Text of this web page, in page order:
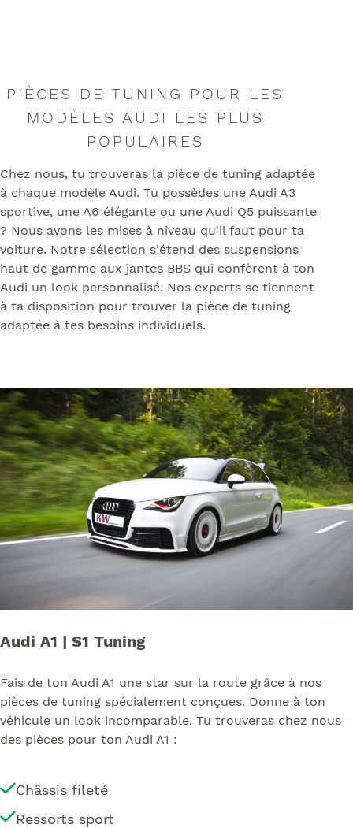
PIÈCES DE TUNING POUR LES
MODÈLES AUDI LES PLUS
POPULAIRES
Chez nous, tu trouveras la pièce de tuning adaptée
à chaque modèle Audi. Tu possèdes une Audi A3
sportive, une A6 élégante ou une Audi Q5 puissante
? Nous avons les mises à niveau qu'il faut pour ta
voiture. Notre sélection s'étend des suspensions
haut de gamme aux jantes BBS qui confèrent à ton
Audi un look personnalisé. Nos experts se tiennent
à ta disposition pour trouver la pièce de tuning
adaptée à tes besoins individuels.
Audi A1 | S1 Tuning
Fais de ton Audi A1 une star sur la route grâce à nos
pièces de tuning spécialement conçues. Donne à ton
véhicule un look incomparable. Tu trouveras chez nous
des pièces pour ton Audi A1 :
Châssis fileté
Ressorts sport